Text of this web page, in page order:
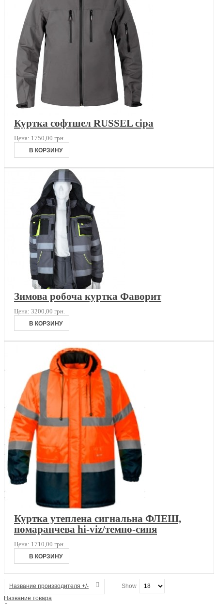
Куртка софтшел RUSSEL сіра
Цена: 1750,00 грн.
Зимова робоча куртка Фаворит
Цена: 3200,00 грн.
Куртка утеплена сигнальна ФЛЕШ,
помаранчева hi-viz/темно-синя
Цена: 1710,00 грн.
Название производителя +/-
Название товара
Show